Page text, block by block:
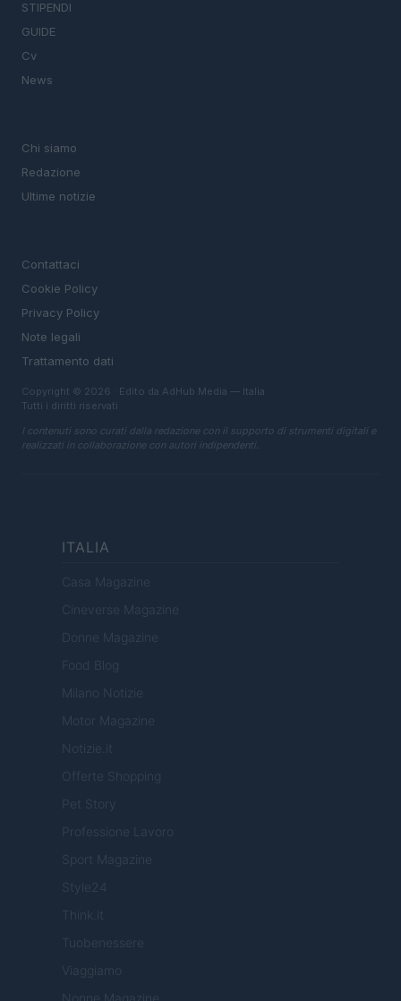
STIPENDI
GUIDE
Cv
News
Chi siamo
Redazione
Ultime notizie
Contattaci
Cookie Policy
Privacy Policy
Note legali
Trattamento dati
Copyright © 2026 · Edito da AdHub Media — Italia
Tutti i diritti riservati
I contenuti sono curati dalla redazione con il supporto di strumenti digitali e
realizzati in collaborazione con autori indipendenti.
ITALIA
Casa Magazine
Cineverse Magazine
Donne Magazine
Food Blog
Milano Notizie
Motor Magazine
Notizie.it
Offerte Shopping
Pet Story
Professione Lavoro
Sport Magazine
Style24
Think.it
Tuobenessere
Viaggiamo
Nonne Magazine